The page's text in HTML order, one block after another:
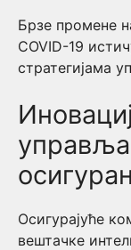
Брзе промене
COVID-19
стратегијама
Осигурајуће
вештачке